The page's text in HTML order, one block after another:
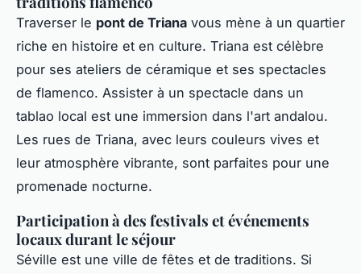
Traverser le pont de Triana vous mène à un quartier
riche en histoire et en culture. Triana est célèbre
pour ses ateliers de céramique et ses spectacles
de flamenco. Assister à un spectacle dans un
tablao local est une immersion dans l'art andalou.
Les rues de Triana, avec leurs couleurs vives et
leur atmosphère vibrante, sont parfaites pour une
promenade nocturne.
Participation à des festivals et événements
locaux durant le séjour
Séville est une ville de fêtes et de traditions. Si